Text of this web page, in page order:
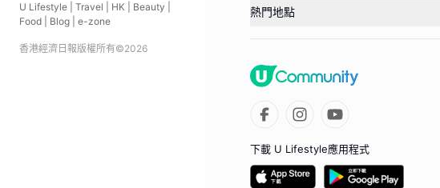
U Lifestyle Travel HK Beauty
Food
Blog e-zone
香港經濟日報版權所有©2026
熱門地點
下載 U Lifestyle應用程式